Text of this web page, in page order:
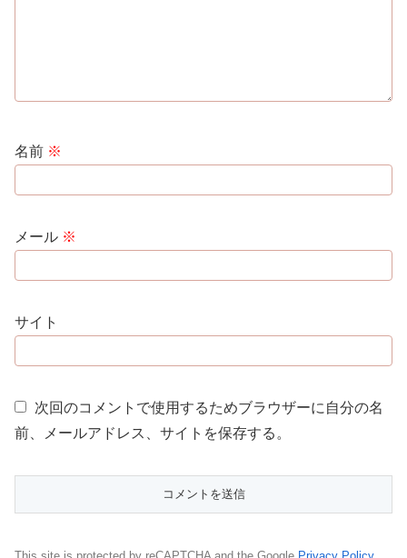
名前 ※
メール ※
サイト
次回のコメントで使用するためブラウザーに自分の名
前、メールアドレス、サイトを保存する。